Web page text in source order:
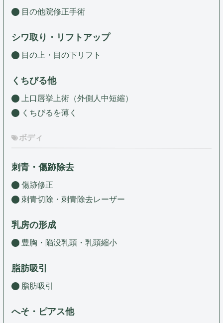
目の他院修正手術
シワ取り・リフトアップ
目の上・目の下リフト
くちびる他
上口唇挙上術（外側人中短縮）
くちびるを薄く
ボディ
刺青・傷跡除去
傷跡修正
刺青切除・刺青除去レーザー
乳房の形成
豊胸・陥没乳頭・乳頭縮小
脂肪吸引
脂肪吸引
へそ・ピアス他